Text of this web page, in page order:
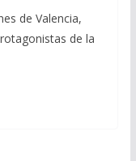
de Valencia,
de la